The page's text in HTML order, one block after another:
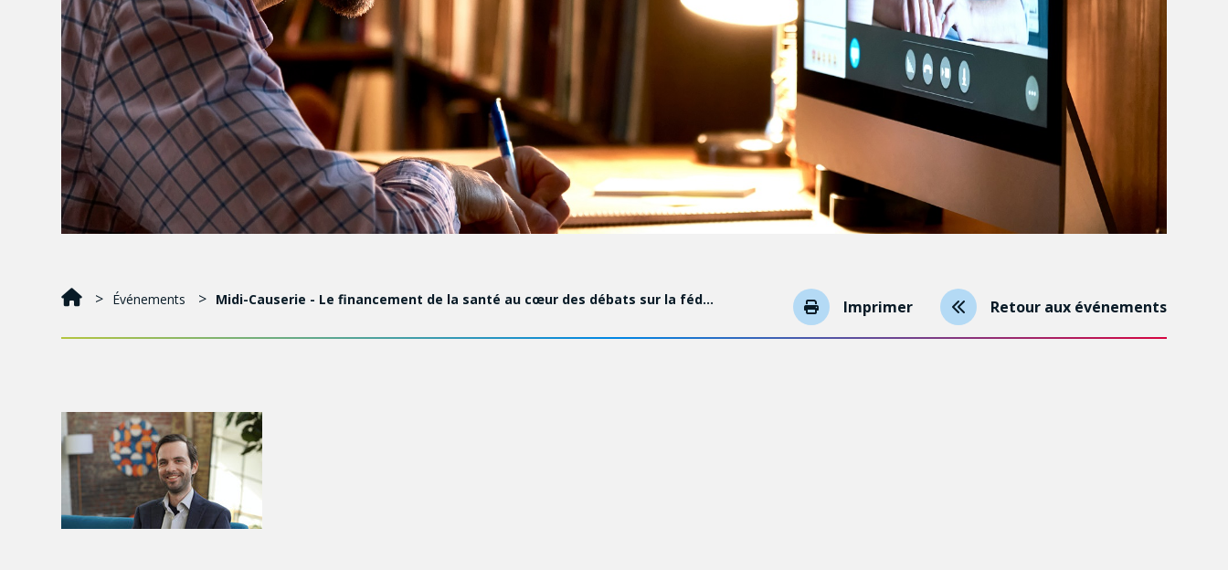
Événements Midi-Causerie - Le financement de la santé au cœur des débats sur la féd… Imprimer Retour aux événements